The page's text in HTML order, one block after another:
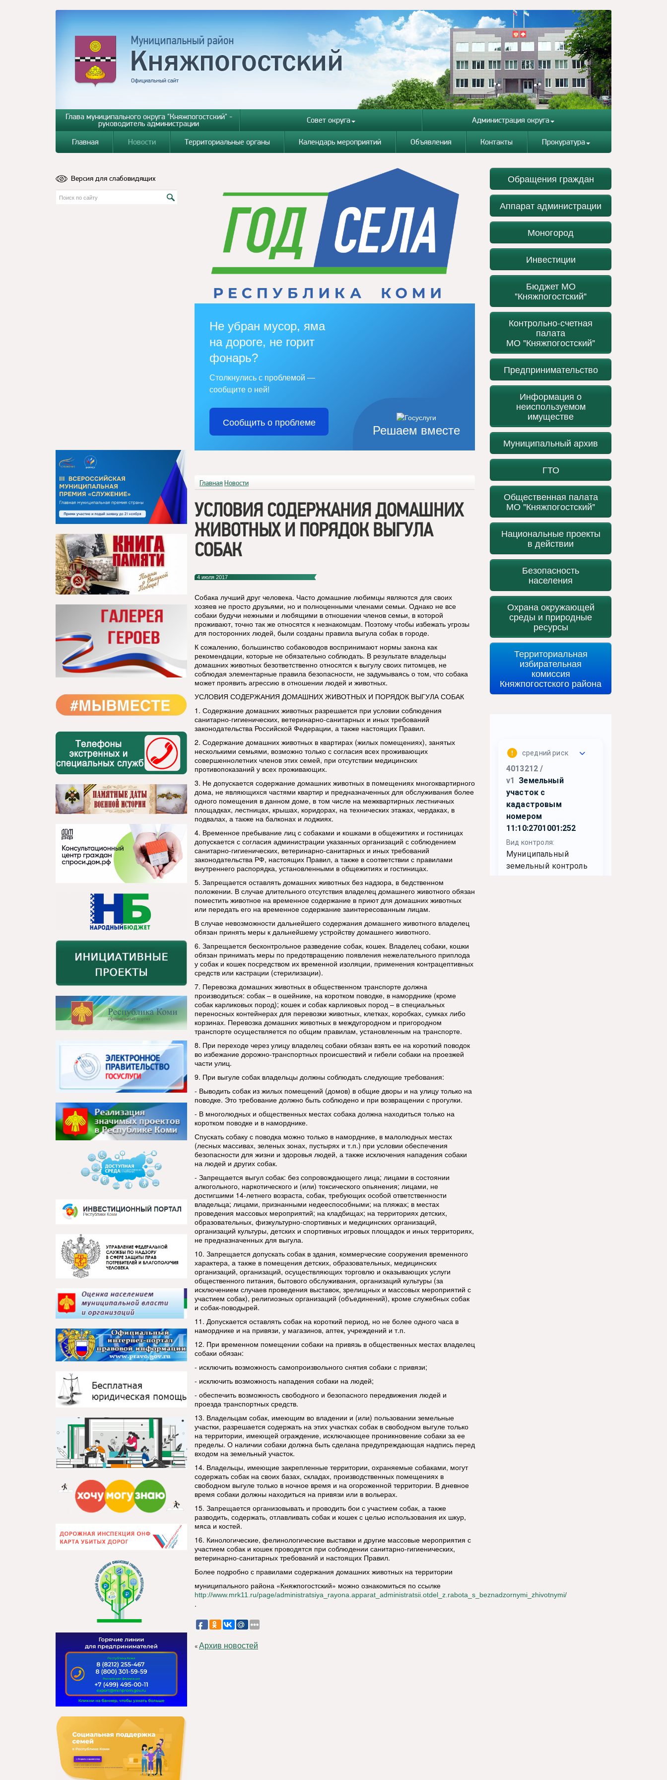
Глава муниципального округа "Княжпогостский" -
руководитель администрации Совет округа Администрация округа
Главная Новости Территориальные органы Календарь мероприятий Объявления Контакты Прокуратура
Версия для слабовидящих
Решаем вместе
Не убран мусор, яма
на дороге, не горит
фонарь?
Столкнулись с проблемой —
сообщите о ней!
Сообщить о проблеме
Главная Новости
УСЛОВИЯ СОДЕРЖАНИЯ ДОМАШНИХ
ЖИВОТНЫХ И ПОРЯДОК ВЫГУЛА
СОБАК
4 июля 2017
Собака лучший друг человека. Часто домашние любимцы являются для своих
хозяев не просто друзьями, но и полноценными членами семьи. Однако не все
собаки будучи нежными и любящими в отношении членов семьи, в которой
проживают, точно так же относятся к незнакомцам. Поэтому чтобы избежать угрозы
для посторонних людей, были созданы правила выгула собак в городе.
К сожалению, большинство собаководов воспринимают нормы закона как
рекомендации, которые не обязательно соблюдать. В результате владельцы
домашних животных безответственно относятся к выгулу своих питомцев, не
соблюдая элементарные правила безопасности, не задумываясь о том, что собака
может проявить агрессию в отношении людей и животных.
УСЛОВИЯ СОДЕРЖАНИЯ ДОМАШНИХ ЖИВОТНЫХ И ПОРЯДОК ВЫГУЛА СОБАК
1. Содержание домашних животных разрешается при условии соблюдения
санитарно-гигиенических, ветеринарно-санитарных и иных требований
законодательства Российской Федерации, а также настоящих Правил.
2. Содержание домашних животных в квартирах (жилых помещениях), занятых
несколькими семьями, возможно только с согласия всех проживающих
совершеннолетних членов этих семей, при отсутствии медицинских
противопоказаний у всех проживающих.
3. Не допускается содержание домашних животных в помещениях многоквартирного
дома, не являющихся частями квартир и предназначенных для обслуживания более
одного помещения в данном доме, в том числе на межквартирных лестничных
площадках, лестницах, крышах, коридорах, на технических этажах, чердаках, в
подвалах, а также на балконах и лоджиях.
4. Временное пребывание лиц с собаками и кошками в общежитиях и гостиницах
допускается с согласия администрации указанных организаций с соблюдением
санитарно-гигиенических, ветеринарно-санитарных и иных требований
законодательства РФ, настоящих Правил, а также в соответствии с правилами
внутреннего распорядка, установленными в общежитиях и гостиницах.
5. Запрещается оставлять домашних животных без надзора, в бедственном
положении. В случае длительного отсутствия владелец домашнего животного обязан
поместить животное на временное содержание в приют для домашних животных
или передать его на временное содержание заинтересованным лицам.
В случае невозможности дальнейшего содержания домашнего животного владелец
обязан принять меры к дальнейшему устройству домашнего животного.
6. Запрещается бесконтрольное разведение собак, кошек. Владелец собаки, кошки
обязан принимать меры по предотвращению появления нежелательного приплода
у собак и кошек посредством их временной изоляции, применения контрацептивных
средств или кастрации (стерилизации).
7. Перевозка домашних животных в общественном транспорте должна
производиться: собак – в ошейнике, на коротком поводке, в наморднике (кроме
собак карликовых пород); кошек и собак карликовых пород – в специальных
переносных контейнерах для перевозки животных, клетках, коробках, сумках либо
корзинах. Перевозка домашних животных в междугородном и пригородном
транспорте осуществляется по общим правилам, установленным на транспорте.
8. При переходе через улицу владелец собаки обязан взять ее на короткий поводок
во избежание дорожно-транспортных происшествий и гибели собаки на проезжей
части улиц.
9. При выгуле собак владельцы должны соблюдать следующие требования:
- Выводить собак из жилых помещений (домов) в общие дворы и на улицу только на
поводке. Это требование должно быть соблюдено и при возвращении с прогулки.
- В многолюдных и общественных местах собака должна находиться только на
коротком поводке и в наморднике.
Спускать собаку с поводка можно только в наморднике, в малолюдных местах
(лесных массивах, зеленых зонах, пустырях и т.п.) при условии обеспечения
безопасности для жизни и здоровья людей, а также исключения нападения собаки
на людей и других собак.
- Запрещается выгул собак: без сопровождающего лица; лицами в состоянии
алкогольного, наркотического и (или) токсического опьянения; лицами, не
достигшими 14-летнего возраста, собак, требующих особой ответственности
владельца; лицами, признанными недееспособными; на пляжах; в местах
проведения массовых мероприятий; на кладбищах; на территориях детских,
образовательных, физкультурно-спортивных и медицинских организаций,
организаций культуры, детских и спортивных игровых площадок и иных территориях,
не предназначенных для выгула.
10. Запрещается допускать собак в здания, коммерческие сооружения временного
характера, а также в помещения детских, образовательных, медицинских
организаций, организаций, осуществляющих торговлю и оказывающих услуги
общественного питания, бытового обслуживания, организаций культуры (за
исключением случаев проведения выставок, зрелищных и массовых мероприятий с
участием собак), религиозных организаций (объединений), кроме служебных собак
и собак-поводырей.
11. Допускается оставлять собак на короткий период, но не более одного часа в
наморднике и на привязи, у магазинов, аптек, учреждений и т.п.
12. При временном помещении собаки на привязь в общественных местах владелец
собаки обязан:
- исключить возможность самопроизвольного снятия собаки с привязи;
- исключить возможность нападения собаки на людей;
- обеспечить возможность свободного и безопасного передвижения людей и
проезда транспортных средств.
13. Владельцам собак, имеющим во владении и (или) пользовании земельные
участки, разрешается содержать на этих участках собак в свободном выгуле только
на территории, имеющей ограждение, исключающее проникновение собаки за ее
пределы. О наличии собаки должна быть сделана предупреждающая надпись перед
входом на земельный участок.
14. Владельцы, имеющие закрепленные территории, охраняемые собаками, могут
содержать собак на своих базах, складах, производственных помещениях в
свободном выгуле только в ночное время и на огороженной территории. В дневное
время собаки должны находиться на привязи или в вольерах.
15. Запрещается организовывать и проводить бои с участием собак, а также
разводить, содержать, отлавливать собак и кошек с целью использования их шкур,
мяса и костей.
16. Кинологические, фелинологические выставки и другие массовые мероприятия с
участием собак и кошек проводятся при соблюдении санитарно-гигиенических,
ветеринарно-санитарных требований и настоящих Правил.
Более подробно с правилами содержания домашних животных на территории
муниципального района «Княжпогостский» можно ознакомиться по ссылке
http://www.mrk11.ru/page/administratsiya_rayona.apparat_administratsii.otdel_z.rabota_s_beznadzornymi_zhivotnymi/
.
«Архив новостей
Обращения граждан
Аппарат администрации
Моногород
Инвестиции
Бюджет МО
"Княжпогостский"
Контрольно-счетная
палата
МО "Княжпогостский"
Предпринимательство
Информация о
неиспользуемом
имуществе
Муниципальный архив
ГТО
Общественная палата
МО "Княжпогостский"
Национальные проекты
в действии
Безопасность
населения
Охрана окружающей
среды и природные
ресурсы
Территориальная
избирательная
комиссия
Княжпогостского района